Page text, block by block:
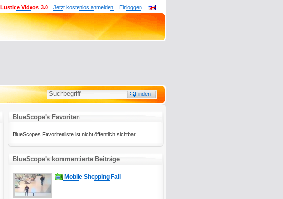
Einloggen
Jetzt kostenlos anmelden
Lustige Videos 3.0
BlueScope's Favoriten
BlueScopes Favoritenliste ist nicht öffentlich sichtbar.
BlueScope's kommentierte Beiträge
Mobile Shopping Fail